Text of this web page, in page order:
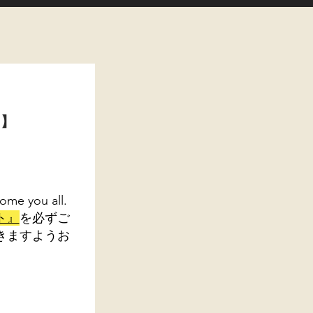
you all.
を必ずご
ますようお